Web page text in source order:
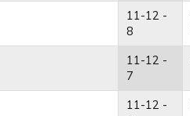
11-12 -
8
11-12 -
7
11-12 -